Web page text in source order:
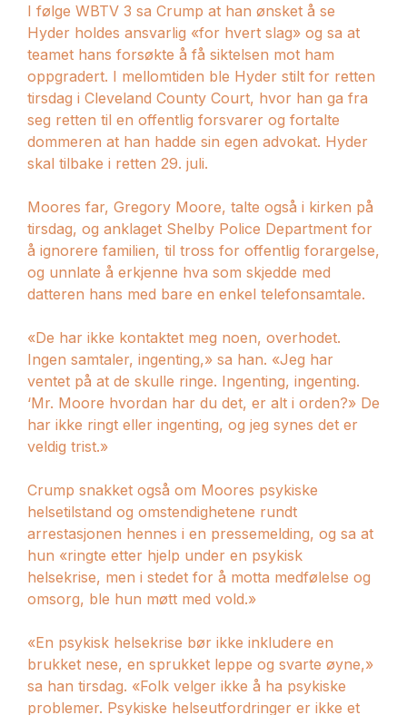
I følge WBTV 3 sa Crump at han ønsket å se
Hyder holdes ansvarlig «for hvert slag» og sa at
teamet hans forsøkte å få siktelsen mot ham
oppgradert. I mellomtiden ble Hyder stilt for retten
tirsdag i Cleveland County Court, hvor han ga fra
seg retten til en offentlig forsvarer og fortalte
dommeren at han hadde sin egen advokat. Hyder
skal tilbake i retten 29. juli.
Moores far, Gregory Moore, talte også i kirken på
tirsdag, og anklaget Shelby Police Department for
å ignorere familien, til tross for offentlig forargelse,
og unnlate å erkjenne hva som skjedde med
datteren hans med bare en enkel telefonsamtale.
«De har ikke kontaktet meg noen, overhodet.
Ingen samtaler, ingenting,» sa han. «Jeg har
ventet på at de skulle ringe. Ingenting, ingenting.
‘Mr. Moore hvordan har du det, er alt i orden?» De
har ikke ringt eller ingenting, og jeg synes det er
veldig trist.»
Crump snakket også om Moores psykiske
helsetilstand og omstendighetene rundt
arrestasjonen hennes i en pressemelding, og sa at
hun «ringte etter hjelp under en psykisk
helsekrise, men i stedet for å motta medfølelse og
omsorg, ble hun møtt med vold.»
«En psykisk helsekrise bør ikke inkludere en
brukket nese, en sprukket leppe og svarte øyne,»
sa han tirsdag. «Folk velger ikke å ha psykiske
problemer. Psykiske helseutfordringer er ikke et